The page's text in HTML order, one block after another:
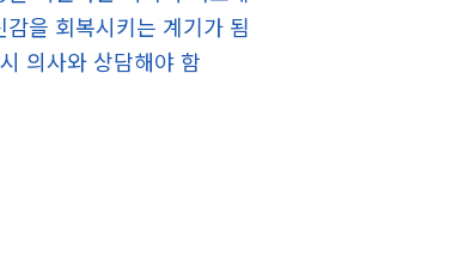
을 회복시키는 계기가 됨
의사와 상담해야 함